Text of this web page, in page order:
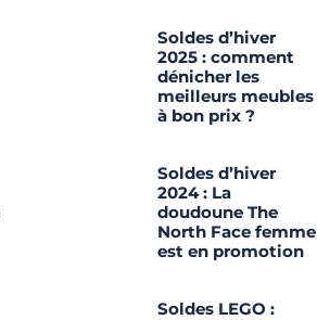
Soldes d’hiver
2025 : comment
dénicher les
meilleurs meubles
à bon prix ?
Soldes d’hiver
2024 : La
doudoune The
North Face femme
est en promotion
Soldes LEGO :